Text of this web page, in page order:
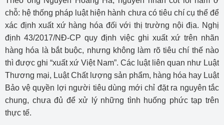
chỗ: hệ thống pháp luật hiện hành chưa có tiêu chí cụ thể để
xác định xuất xứ hàng hóa đối với thị trường nội địa. Nghị
định 43/2017/NĐ-CP quy định việc ghi xuất xứ trên nhãn
hàng hóa là bắt buộc, nhưng không làm rõ tiêu chí thế nào
thì được ghi “xuất xứ Việt Nam”. Các luật liên quan như Luật
Thương mại, Luật Chất lượng sản phẩm, hàng hóa hay Luật
Bảo vệ quyền lợi người tiêu dùng mới chỉ đặt ra nguyên tắc
chung, chưa đủ để xử lý những tình huống phức tạp trên
thực tế.